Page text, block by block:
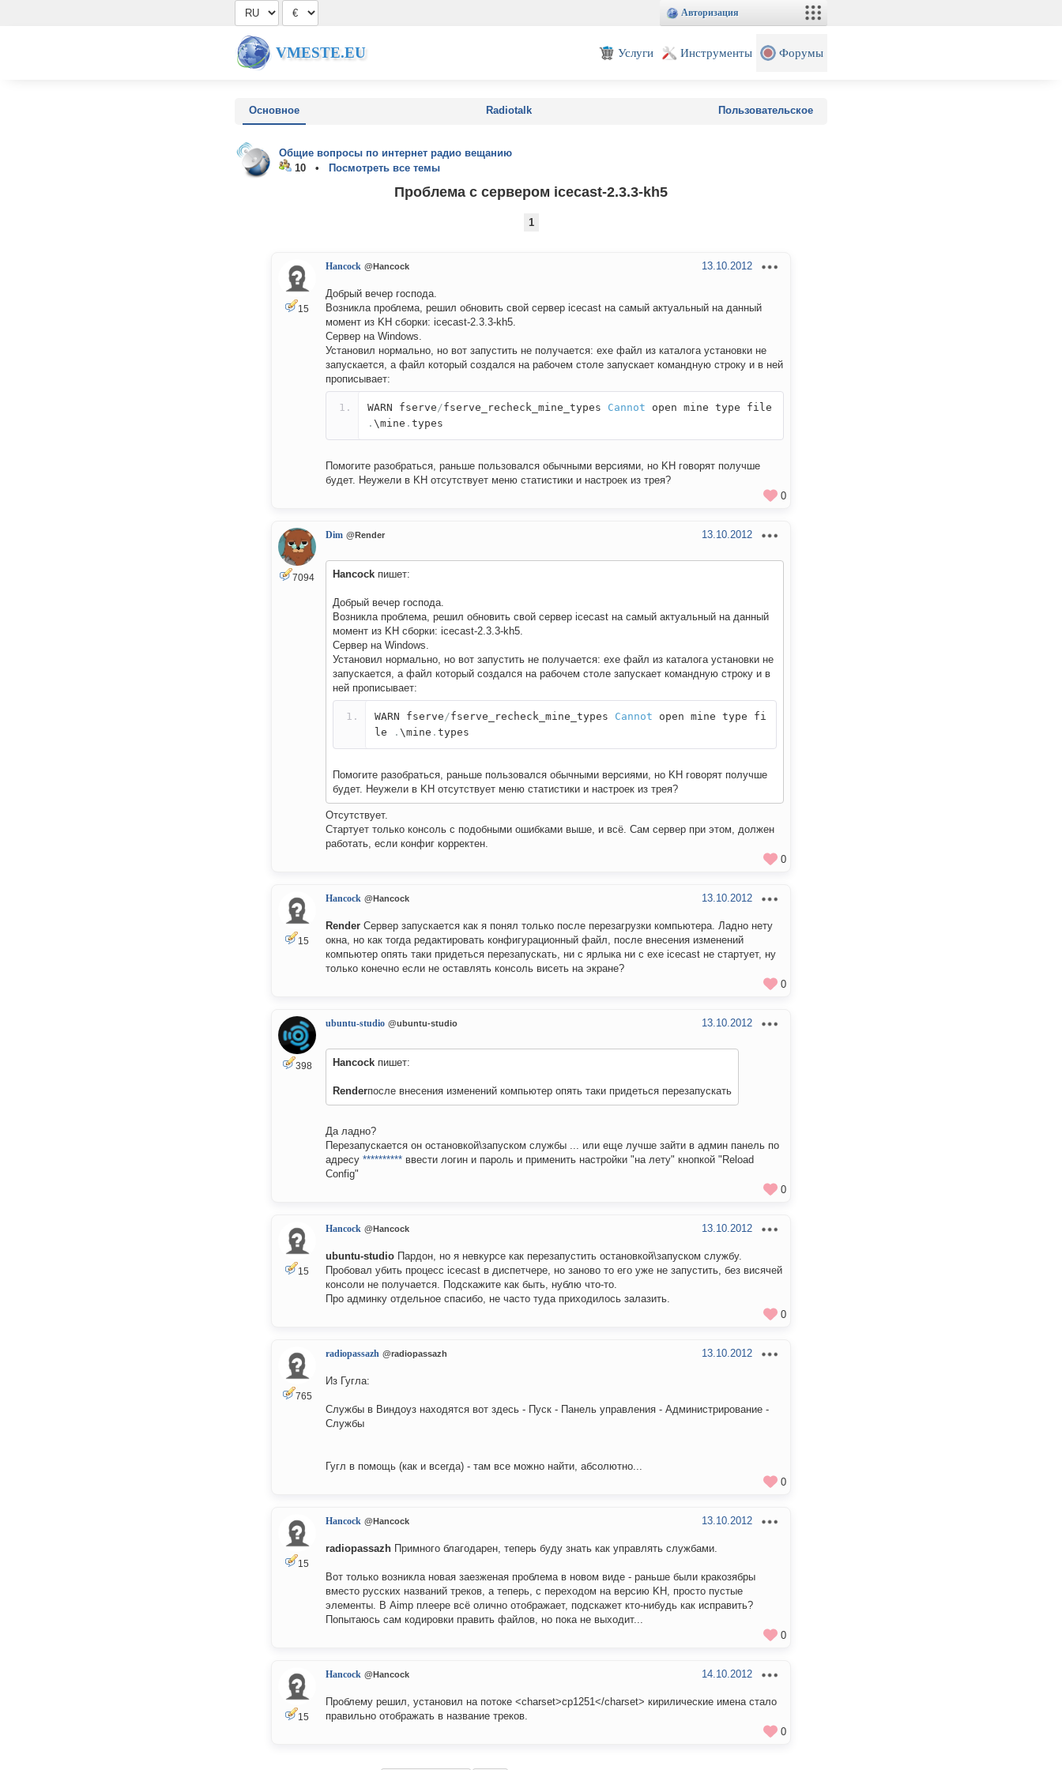
Авторизация
VMESTE.EU Услуги Инструменты Форумы
Основное Radiotalk Пользовательское
Общие вопросы по интернет радио вещанию
10 •
Посмотреть все темы
Проблема с сервером icecast-2.3.3-kh5
1
15
Hancock @Hancock 13.10.2012
Добрый вечер господа.
Возникла проблема, решил обновить свой сервер icecast на самый актуальный на данный
момент из KH сборки: icecast-2.3.3-kh5.
Сервер на Windows.
Установил нормально, но вот запустить не получается: exe файл из каталога установки не
запускается, а файл который создался на рабочем столе запускает командную строку и в ней
прописывает:
WARN fserve/fserve_recheck_mine_types Cannot open mine type file
. \mine . types
Помогите разобраться, раньше пользовался обычными версиями, но KH говорят получше
будет. Неужели в KH отсутствует меню статистики и настроек из трея?
0
7094
Dim @Render 13.10.2012
Hancock пишет:
Добрый вечер господа.
Возникла проблема, решил обновить свой сервер icecast на самый актуальный на данный
момент из KH сборки: icecast-2.3.3-kh5.
Сервер на Windows.
Установил нормально, но вот запустить не получается: exe файл из каталога установки не
запускается, а файл который создался на рабочем столе запускает командную строку и в
ней прописывает:
WARN fserve/fserve_recheck_mine_types Cannot open mine type fi
le
. \mine . types
Помогите разобраться, раньше пользовался обычными версиями, но KH говорят получше
будет. Неужели в KH отсутствует меню статистики и настроек из трея?
Отсутствует.
Стартует только консоль с подобными ошибками выше, и всё. Сам сервер при этом, должен
работать, если конфиг корректен.
0
15
Hancock @Hancock 13.10.2012
Render Сервер запускается как я понял только после перезагрузки компьютера. Ладно нету
окна, но как тогда редактировать конфигурационный файл, после внесения изменений
компьютер опять таки придеться перезапускать, ни с ярлыка ни с exe icecast не стартует, ну
только конечно если не оставлять консоль висеть на экране?
0
398
ubuntu-studio @ubuntu-studio 13.10.2012
Hancock пишет:
Renderпосле внесения изменений компьютер опять таки придеться перезапускать
Да ладно?
Перезапускается он остановкой\запуском службы ... или еще лучше зайти в админ панель по
адресу ********** ввести логин и пароль и применить настройки "на лету" кнопкой "Reload
Config"
0
15
Hancock @Hancock 13.10.2012
ubuntu-studio Пардон, но я невкурсе как перезапустить остановкой\запуском службу.
Пробовал убить процесс icecast в диспетчере, но заново то его уже не запустить, без висячей
консоли не получается. Подскажите как быть, нублю что-то.
Про админку отдельное спасибо, не часто туда приходилось залазить.
0
765
radiopassazh @radiopassazh 13.10.2012
Из Гугла:
Службы в Виндоуз находятся вот здесь - Пуск - Панель управления - Администрирование -
Службы
Гугл в помощь (как и всегда) - там все можно найти, абсолютно...
0
15
Hancock @Hancock 13.10.2012
radiopassazh Примного благодарен, теперь буду знать как управлять службами.
Вот только возникла новая заезженая проблема в новом виде - раньше были кракозябры
вместо русских названий треков, а теперь, с переходом на версию KH, просто пустые
элементы. В Aimp плеере всё олично отображает, подскажет кто-нибудь как исправить?
Попытаюсь сам кодировки править файлов, но пока не выходит...
0
15
Hancock @Hancock 14.10.2012
Проблему решил, установил на потоке <charset>cp1251</charset> кирилические имена стало
правильно отображать в название треков.
0